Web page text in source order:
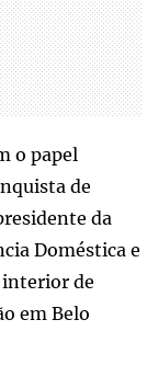
o papel
de
da
Doméstica e
interior de
em Belo